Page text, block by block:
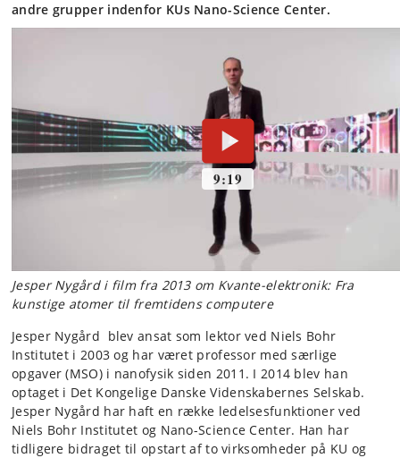
andre grupper indenfor KUs Nano-Science Center.
Jesper Nygård i film fra 2013 om Kvante-elektronik: Fra
kunstige atomer til fremtidens computere
Jesper Nygård blev ansat som lektor ved Niels Bohr
Institutet i 2003 og har været professor med særlige
opgaver (MSO) i nanofysik siden 2011. I 2014 blev han
optaget i Det Kongelige Danske Videnskabernes Selskab.
Jesper Nygård har haft en række ledelsesfunktioner ved
Niels Bohr Institutet og Nano-Science Center. Han har
tidligere bidraget til opstart af to virksomheder på KU og